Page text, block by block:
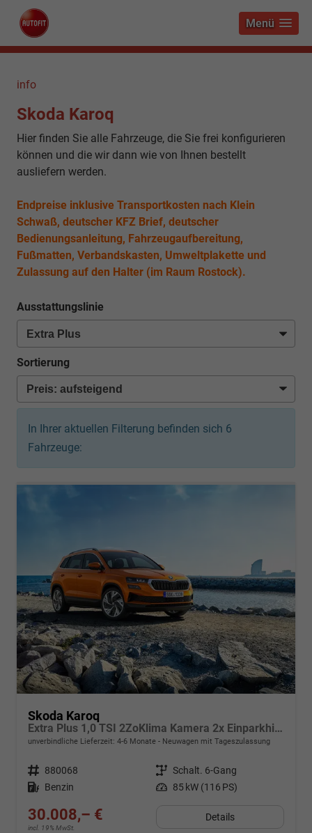
Menü
info
Skoda Karoq
Hier finden Sie alle Fahrzeuge, die Sie frei konfigurieren
können und die wir dann wie von Ihnen bestellt
ausliefern werden.
Endpreise inklusive Transportkosten nach Klein
Schwaß, deutscher KFZ Brief, deutscher
Bedienungsanleitung, Fahrzeugaufbereitung,
Fußmatten, Verbandskasten, Umweltplakette und
Zulassung auf den Halter (im Raum Rostock).
Ausstattungslinie
Sortierung
In Ihrer aktuellen Filterung befinden sich 6
Fahrzeuge:
Skoda Karoq
Extra Plus 1,0 TSI 2ZoKlima Kamera 2x Einparkhilfe Alu Felgen 5J Garantie Sitzheizung Matrix el Heckklappe ACC
unverbindliche Lieferzeit: 4-6 Monate Neuwagen mit Tageszulassung
Fahrzeugnr. 880068 Getriebe Schalt. 6-Gang
Kraftstoff Benzin Leistung 85 kW (116 PS)
30.008,– €
incl. 19% MwSt.
Details